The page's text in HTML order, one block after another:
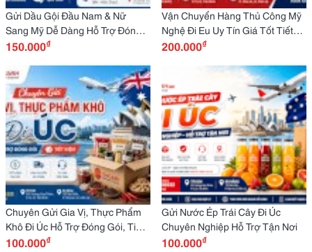
Gửi Dầu Gội Đầu Nam & Nữ
Sang Mỹ Dễ Dàng Hỗ Trợ Đóng
Gói, Tiết Kiệm
150.000₫
Vận Chuyển Hàng Thủ Công Mỹ
Nghệ Đi Eu Uy Tín Giá Tốt Tiết
Kiệm
200.000₫
Chuyên Gửi Gia Vị, Thực Phẩm
Khô Đi Úc Hỗ Trợ Đóng Gói, Tiết
Kiệm Chi Phí
100.000₫
Gửi Nước Ép Trái Cây Đi Úc
Chuyên Nghiệp Hỗ Trợ Tận Nơi
100.000₫